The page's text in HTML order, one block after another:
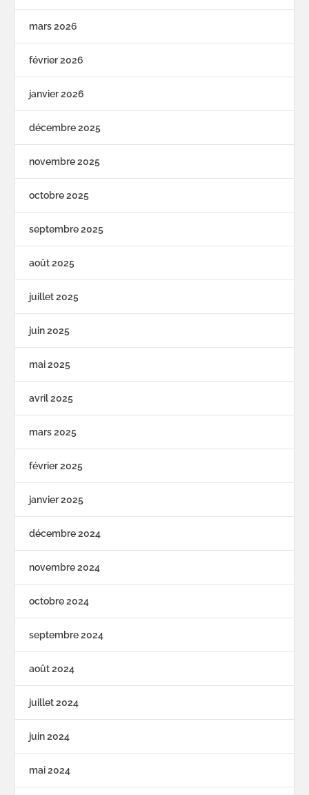
mars 2026
février 2026
janvier 2026
décembre 2025
novembre 2025
octobre 2025
septembre 2025
août 2025
juillet 2025
juin 2025
mai 2025
avril 2025
mars 2025
février 2025
janvier 2025
décembre 2024
novembre 2024
octobre 2024
septembre 2024
août 2024
juillet 2024
juin 2024
mai 2024